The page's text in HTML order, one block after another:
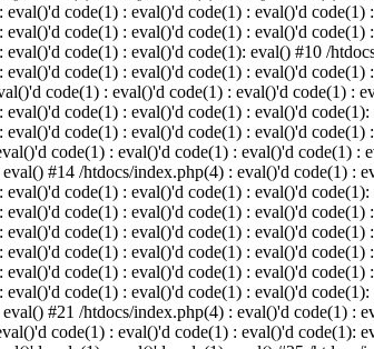
code(1) : eval()'d code(1) : eval()'d
code(1) : eval()'d code(1) : eval()'d
code(1) : eval()'d code(1): eval() #10 /
code(1) : eval()'d code(1) : eval()'d
code(1) : eval()'d code(1) : eval()'d code(1) :
code(1) : eval()'d code(1) : eval()'d
code(1) : eval()'d code(1) : eval()'d
code(1) : eval()'d code(1) : eval()'d code(1)
#14 /htdocs/index.php(4) : eval()'d code(1) :
code(1) : eval()'d code(1) : eval()'d
code(1) : eval()'d code(1) : eval()'d
code(1) : eval()'d code(1) : eval()'d
code(1) : eval()'d code(1) : eval()'d
code(1) : eval()'d code(1) : eval()'d
code(1) : eval()'d code(1) : eval()'d
#21 /htdocs/index.php(4) : eval()'d code(1) :
code(1) : eval()'d code(1) : eval()'d code(1):